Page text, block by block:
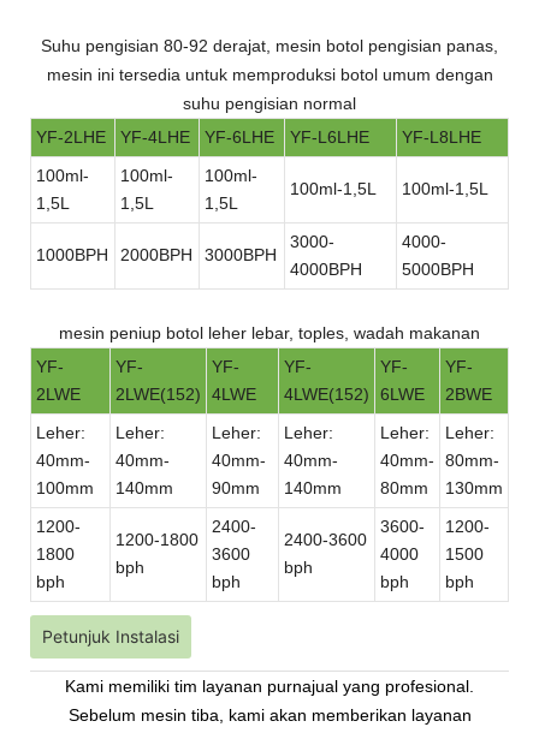
Suhu pengisian 80-92 derajat, mesin botol pengisian panas,
mesin ini tersedia untuk memproduksi botol umum dengan
suhu pengisian normal
YF-2LHE
YF-4LHE YF-6LHE YF-L6LHE
YF-L8LHE
100ml-
1,5L
100ml-
1,5L
100ml-
1,5L
100ml-1,5L 100ml-1,5L
1000BPH 2000BPH 3000BPH
3000-
4000BPH
4000-
5000BPH
mesin peniup botol leher lebar, toples, wadah makanan
YF-
2LWE
YF-
2LWE(152)
YF-
4LWE
YF-
4LWE(152)
YF-
6LWE
YF-
2BWE
Leher:
40mm-
100mm
Leher:
40mm-
140mm
Leher:
40mm-
90mm
Leher:
40mm-
140mm
Leher:
40mm-
80mm
Leher:
80mm-
130mm
1200-
1800
bph
1200-1800
bph
2400-
3600
bph
2400-3600
bph
3600-
4000
bph
1200-
1500
bph
Petunjuk Instalasi
Kami memiliki tim layanan purnajual yang profesional.
Sebelum mesin tiba, kami akan memberikan layanan